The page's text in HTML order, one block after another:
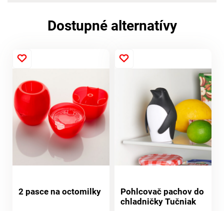
Dostupné alternatívy
2 pasce na octomilky
Pohlcovač pachov do
chladničky Tučniak